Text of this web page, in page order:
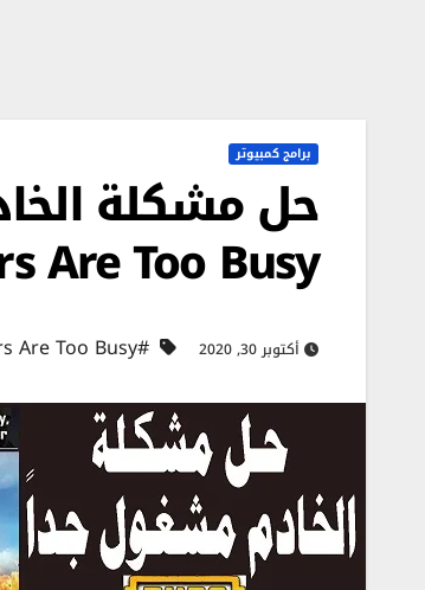
برامج كمبيوتر
Are Too Busy
أكتوبر 30, 2020 #PUBG Servers Are Too Busy